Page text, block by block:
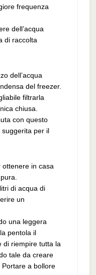
frequenza
dell’acqua
di raccolta
dell’acqua
del freezer.
filtrarla
chiusa.
con questo
per il
ottenere in casa
di acqua di
un
una leggera
pentola il
di riempire tutta la
tale da creare
a bollore